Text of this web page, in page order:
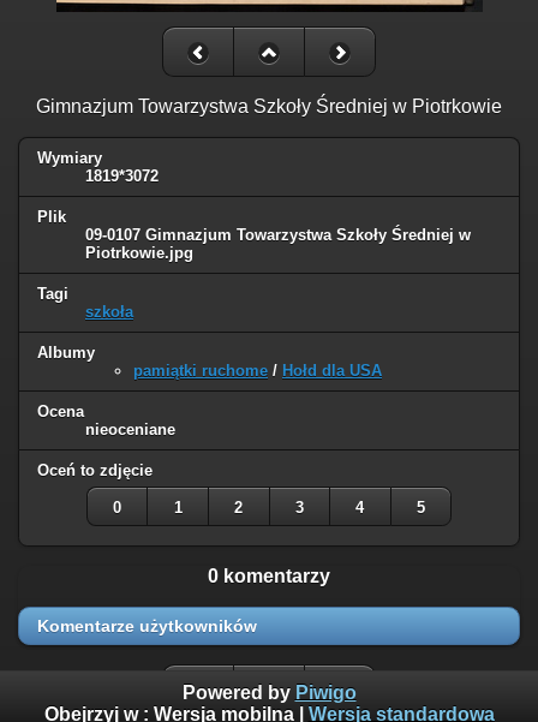
Gimnazjum Towarzystwa Szkoły Średniej w Piotrkowie
Wymiary
1819*3072
Plik
09-0107 Gimnazjum Towarzystwa Szkoły Średniej w
Piotrkowie.jpg
Tagi
szkoła
Albumy
pamiątki ruchome / Hołd dla USA
Ocena
nieoceniane
Oceń to zdjęcie
0 1 2 3 4 5
0 komentarzy
Komentarze użytkowników
Powered by Piwigo
Obejrzyj w : Wersja mobilna| Wersja standardowa